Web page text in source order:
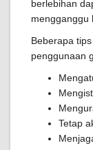
berlebihan
mengganggu
Beberapa
penggunaan
Tetap